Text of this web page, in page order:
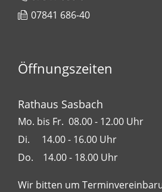
07841 686-40
Öffnungszeiten
Rathaus Sasbach
Mo. bis Fr. 08.00 - 12.00 Uhr
Di. 14.00 - 16.00 Uhr
Do. 14.00 - 18.00 Uhr
Wir bitten um